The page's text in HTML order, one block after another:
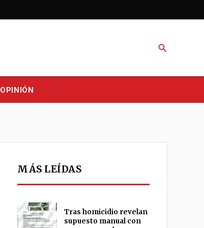
Buscar
OPINIÓN
MÁS LEÍDAS
Tras homicidio revelan
supuesto manual con